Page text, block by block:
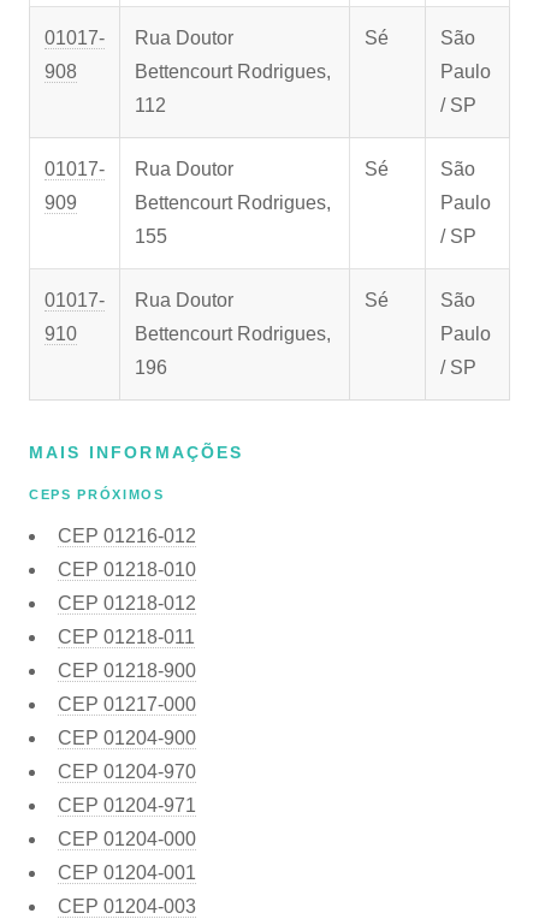
01017-
908
Rua Doutor
Bettencourt Rodrigues,
112
Sé
São
Paulo
/ SP
01017-
909
Rua Doutor
Bettencourt Rodrigues,
155
Sé
São
Paulo
/ SP
01017-
910
Rua Doutor
Bettencourt Rodrigues,
196
Sé
São
Paulo
/ SP
MAIS INFORMAÇÕES
CEPS PRÓXIMOS
CEP 01216-012
CEP 01218-010
CEP 01218-012
CEP 01218-011
CEP 01218-900
CEP 01217-000
CEP 01204-900
CEP 01204-970
CEP 01204-971
CEP 01204-000
CEP 01204-001
CEP 01204-003